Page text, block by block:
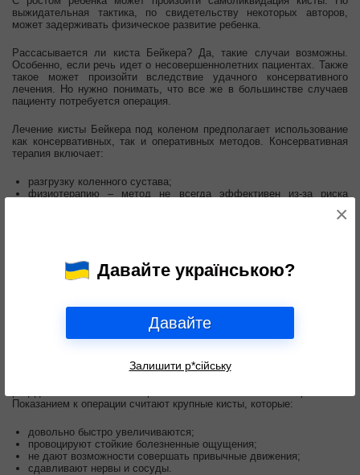
Давайте українською?
Давайте
Залишити р*сійську
×
выжидательная тактика, по свидетельству некоторых авторов,
может задерживать физическое развитие ребенка.
Рассасывается ли киста Бейкера? Да, такие случаи возможны.
Особенно, если речь идет о несовершеннолетних пациентах. Также
такое может произойти вследствие удачного консервативного
лечения. Но нужно понимать, что все же в большинстве случаев
пациенту потребуется операция.
Лечение кисты Бейкера под коленом предполагает использование
как консервативных, так и оперативных методов. Консервативная
терапия включает:
разгрузку коленного сустава;
физиотерапию – метод не всегда эффективен из-за риска
пункцию кисты Бейкера с удалением из полости содержимого и
Хирургическое удаление кисты Бейкера проводится методом
резекцией и пластикой задней стенки суставной сумки.
Размер кисты Бейкера для операции
Решение об оперативном лечении зависит не только от размера
Показанием к операции считают крупные кисты, которые:
довольно быстро увеличиваются;
провоцируют стойкие болезненные ощущения;
не дают возможности совершать привычные движения;
сдавливают нервы и сосуды.